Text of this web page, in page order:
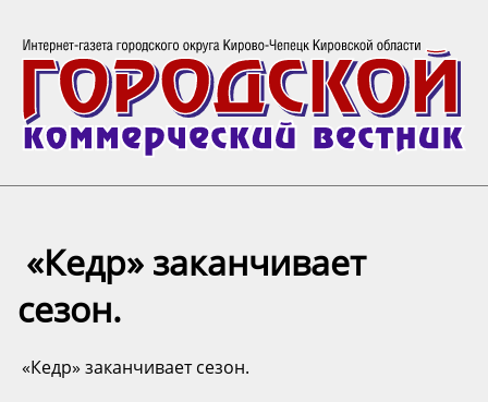
️ «Кедр» заканчивает
сезон.
️ «Кедр» заканчивает сезон.